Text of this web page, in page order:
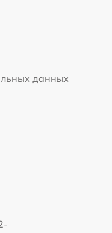
данных